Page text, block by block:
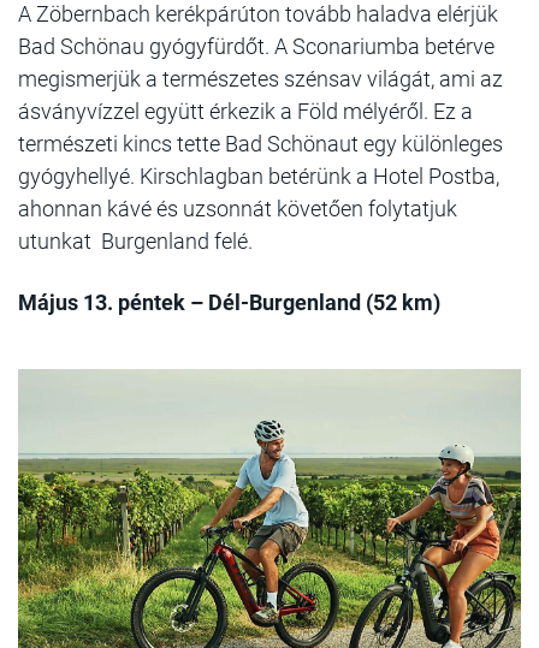
A Zöbernbach kerékpárúton tovább haladva elérjük
Bad Schönau gyógyfürdőt. A Sconariumba betérve
megismerjük a természetes szénsav világát, ami az
ásványvízzel együtt érkezik a Föld mélyéről. Ez a
természeti kincs tette Bad Schönaut egy különleges
gyógyhellyé. Kirschlagban betérünk a Hotel Postba,
ahonnan kávé és uzsonnát követően folytatjuk
utunkat Burgenland felé.
Május 13. péntek – Dél-Burgenland (52 km)